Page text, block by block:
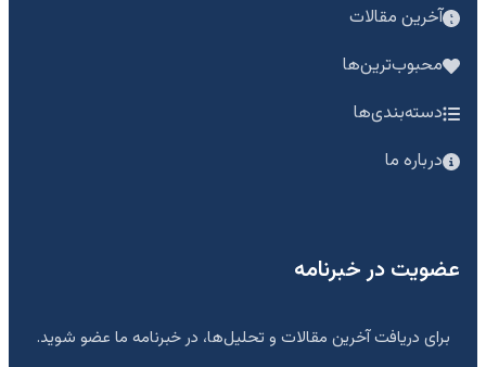
آخرین مقالات
محبوب‌ترین‌ها
دسته‌بندی‌ها
درباره ما
عضویت در خبرنامه
برای دریافت آخرین مقالات و تحلیل‌ها، در خبرنامه ما عضو شوید.